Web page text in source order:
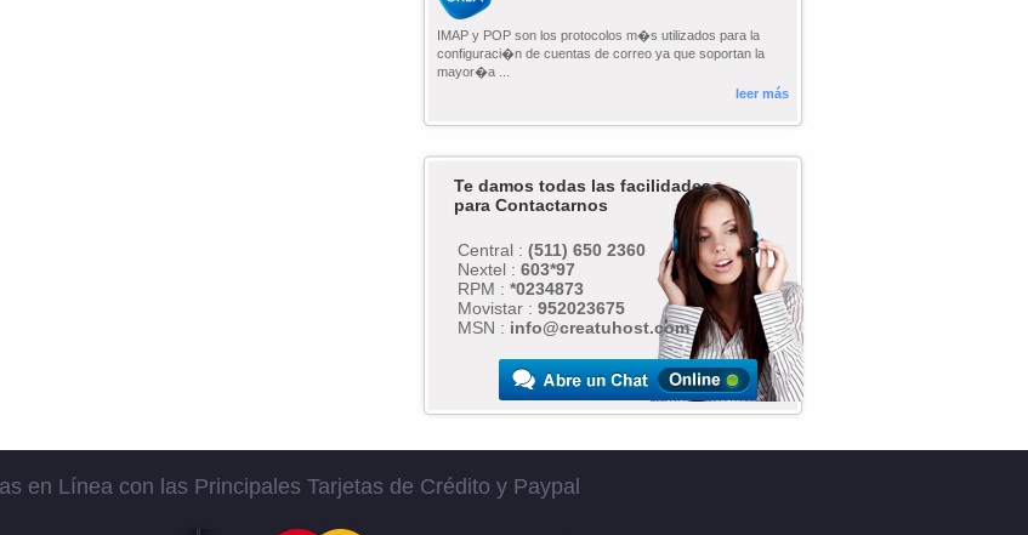
IMAP y POP son los protocolos m�s utilizados para la
configuraci�n de cuentas de correo ya que soportan la
mayor�a ...
leer más
Te damos todas las facilidades
para Contactarnos
Central : (511) 650 2360
Nextel : 603*97
RPM : *0234873
Movistar : 952023675
MSN : info@creatuhost.com
en Línea con las Principales Tarjetas de Crédito y Paypal